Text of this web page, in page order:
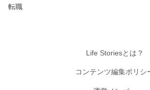
転職
Life Storiesとは？
コンテンツ編集ポリシ